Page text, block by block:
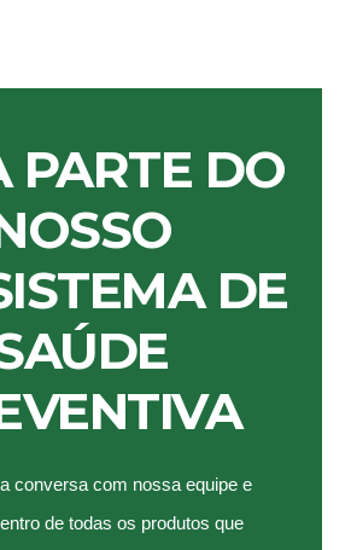
PARTE DO
DE
conversa com nossa equipe e
de todas os produtos que